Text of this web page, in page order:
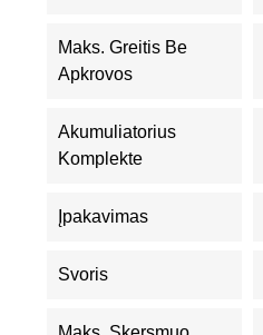
Maks. Greitis Be
Apkrovos
Akumuliatorius
Komplekte
Įpakavimas
Svoris